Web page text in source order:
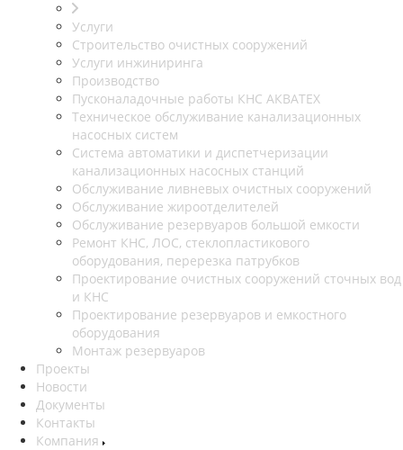
Услуги
Строительство очистных сооружений
Услуги инжиниринга
Производство
Пусконаладочные работы КНС АКВАТЕХ
Техническое обслуживание канализационных
насосных систем
Система автоматики и диспетчеризации
канализационных насосных станций
Обслуживание ливневых очистных сооружений
Обслуживание жироотделителей
Обслуживание резервуаров большой емкости
Ремонт КНС, ЛОС, стеклопластикового
оборудования, перерезка патрубков
Проектирование очистных сооружений сточных вод
и КНС
Проектирование резервуаров и емкостного
оборудования
Монтаж резервуаров
Проекты
Новости
Документы
Контакты
Компания